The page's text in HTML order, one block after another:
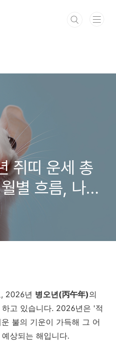
쥐띠 운세 총
별 흐름, 나이
2026년 병오년(丙午年)의
고 있습니다. 2026년은 '적
불의 기운이 가득해 그 어
상되는 해입니다.